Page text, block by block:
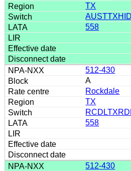
TX
558
512-430
A
Rockdale
TX
558
512-430